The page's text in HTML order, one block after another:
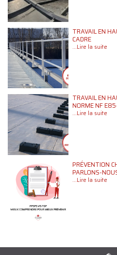
TRAVAIL EN
CADRE
...Lire la suite
TRAVAIL EN
NORME NF
...Lire la suite
PRÉVENTION
PARLONS-
...Lire la suite